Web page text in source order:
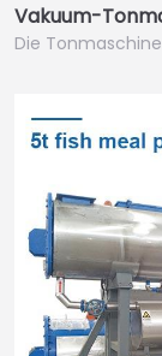
Vakuum-
Die